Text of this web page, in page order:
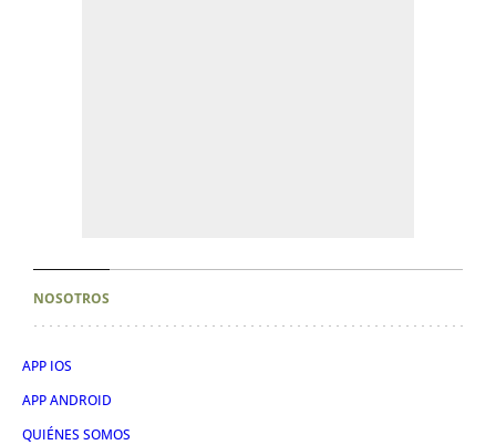
NOSOTROS
APP IOS
APP ANDROID
QUIÉNES SOMOS